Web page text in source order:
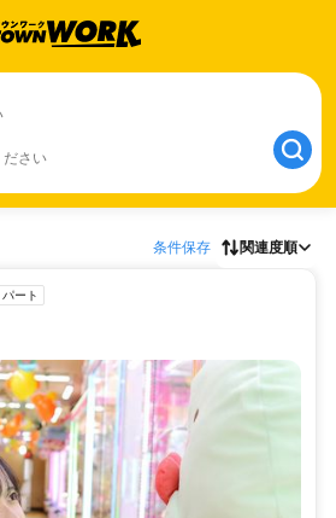
ださい
条件保存 関連度順
ート